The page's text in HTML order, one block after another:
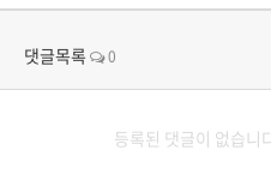
댓글목록 0
등록된 댓글이 없습니